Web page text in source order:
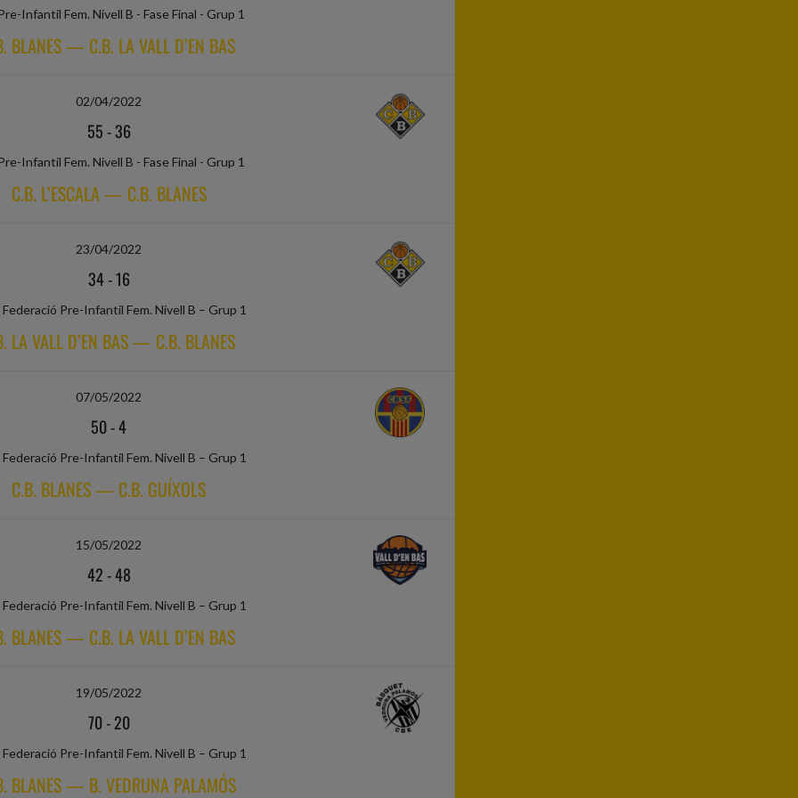
Infantil Fem. Nivell B - Fase Final - Grup 1
BLANES — C.B. LA VALL D’EN BAS
02/04/2022
55-36
Infantil Fem. Nivell B - Fase Final - Grup 1
C.B. L’ESCALA — C.B. BLANES
23/04/2022
34-16
Pre-Infantil Fem. Nivell B – Grup 1
LA VALL D’EN BAS — C.B. BLANES
07/05/2022
50-4
Pre-Infantil Fem. Nivell B – Grup 1
C.B. BLANES — C.B. GUÍXOLS
15/05/2022
42-48
Pre-Infantil Fem. Nivell B – Grup 1
BLANES — C.B. LA VALL D’EN BAS
19/05/2022
70-20
Pre-Infantil Fem. Nivell B – Grup 1
BLANES — B. VEDRUNA PALAMÓS